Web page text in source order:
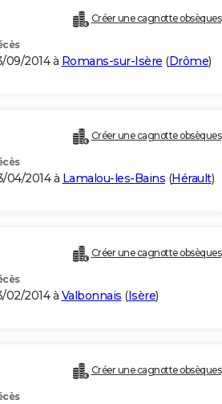
Créer une cagnotte obsèques
09/2014 à Romans-sur-Isère (Drôme)
Créer une cagnotte obsèques
04/2014 à Lamalou-les-Bains (Hérault)
Créer une cagnotte obsèques
02/2014 à Valbonnais (Isère)
Créer une cagnotte obsèques